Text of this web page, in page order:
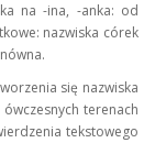
na -ina, -anka: od
nazwiska córek
się nazwiska
terenach
tekstowego